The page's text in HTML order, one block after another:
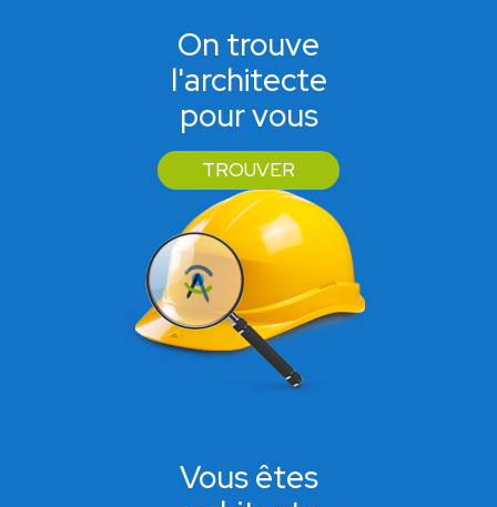
On trouve
l'architecte
pour vous
TROUVER
Vous êtes